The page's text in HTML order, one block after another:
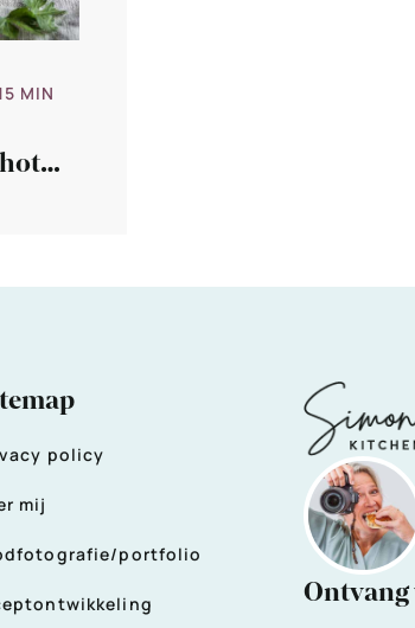
MIN
policy
mij
portfolio
Ontvang